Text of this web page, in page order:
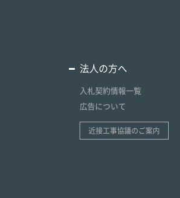
法人の方へ
入札契約情報一覧
広告について
近接工事協議のご案内